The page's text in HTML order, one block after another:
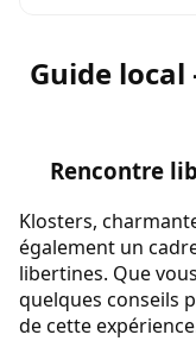
Guide
Rencontre
Klosters,
également un
libertines. Que
quelques conseils
de cette